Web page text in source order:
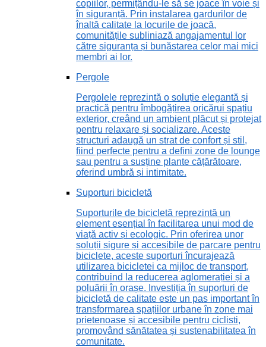
copiilor, permițându-le să se joace în voie și
în siguranță. Prin instalarea gardurilor de
înaltă calitate la locurile de joacă,
comunitățile subliniază angajamentul lor
către siguranța și bunăstarea celor mai mici
membri ai lor.
Pergole
Pergolele reprezintă o soluție elegantă și
practică pentru îmbogățirea oricărui spațiu
exterior, creând un ambient plăcut și protejat
pentru relaxare și socializare. Aceste
structuri adaugă un strat de confort și stil,
fiind perfecte pentru a defini zone de lounge
sau pentru a susține plante cățărătoare,
oferind umbră și intimitate.
Suporturi bicicletă
Suporturile de bicicletă reprezintă un
element esențial în facilitarea unui mod de
viață activ și ecologic. Prin oferirea unor
soluții sigure și accesibile de parcare pentru
biciclete, aceste suporturi încurajează
utilizarea bicicletei ca mijloc de transport,
contribuind la reducerea aglomerației și a
poluării în orașe. Investiția în suporturi de
bicicletă de calitate este un pas important în
transformarea spațiilor urbane în zone mai
prietenoase și accesibile pentru cicliști,
promovând sănătatea și sustenabilitatea în
comunitate.